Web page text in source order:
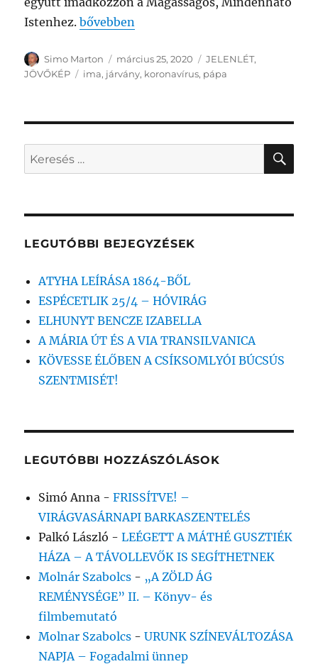
Istenhez.„KÖZÖS IMÁRA SZÓLÍT FEL A
bővebben
Szerző
Simo Marton Közzétéve
március 25, 2020 Kategória
JELENLÉT,
JÖVŐKÉP
Címke
ima, járvány, koronavírus, pápa
Keresés
a
kifejezésre:
LEGUTÓBBI BEJEGYZÉSEK
ATYHA LEÍRÁSA 1864-BŐL
ESPÉCETLIK 25/4 – HÓVIRÁG
ELHUNYT BENCZE IZABELLA
A MÁRIA ÚT ÉS A VIA TRANSILVANICA
KÖVESSE ÉLŐBEN A CSÍKSOMLYÓI BÚCSÚS
SZENTMISÉT!
LEGUTÓBBI HOZZÁSZÓLÁSOK
Simó Anna -FRISSÍTVE! –
VIRÁGVASÁRNAPI BARKASZENTELÉS
Palkó László -LEÉGETT A MÁTHÉ GUSZTIÉK
HÁZA – A TÁVOLLEVŐK IS SEGÍTHETNEK
Molnár Szabolcs - „A ZÖLD ÁG
REMÉNYSÉGE” II. – Könyv- és
filmbemutató
Molnar Szabolcs -URUNK SZÍNEVÁLTOZÁSA
NAPJA – Fogadalmi ünnep